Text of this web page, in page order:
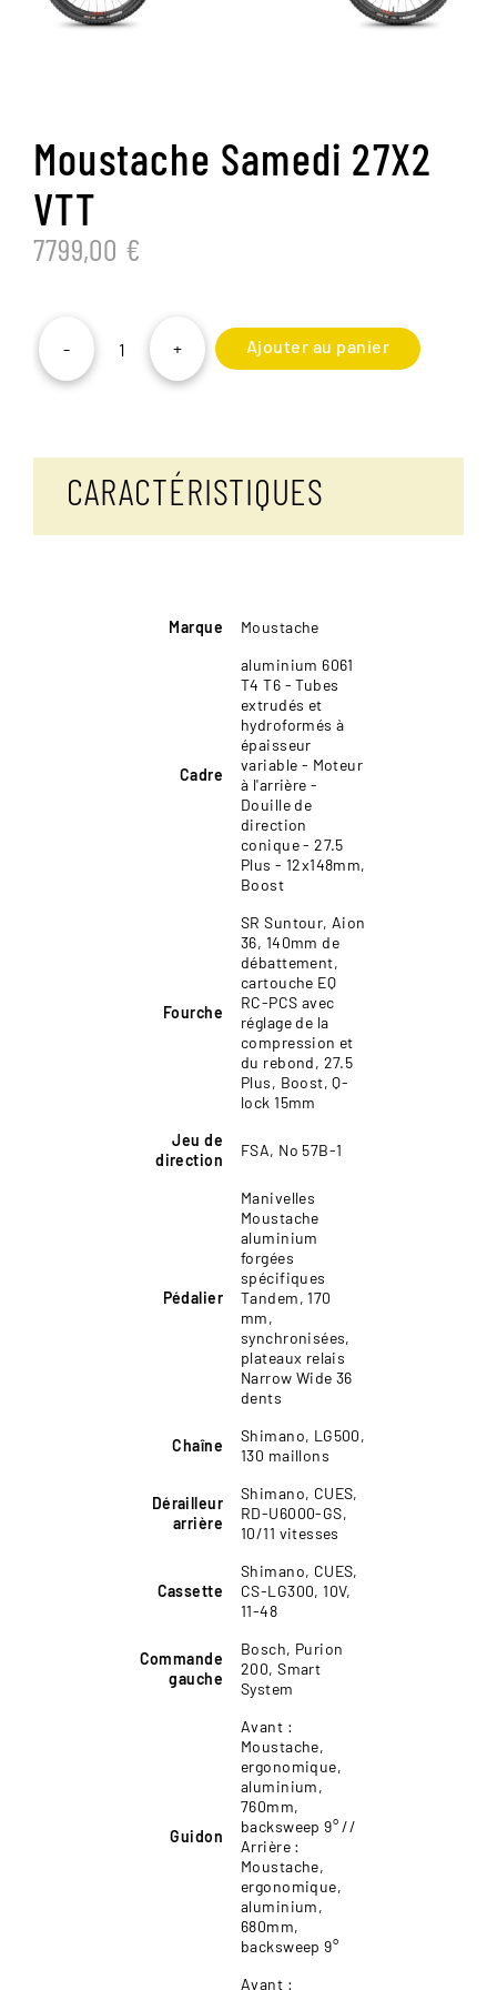
Moustache Samedi 27X2
VTT
7799,00 €
-
quantité
+ Ajouter au panier
CARACTÉRISTIQUES
Marque Moustache
Cadre
aluminium 6061
T4 T6 - Tubes
extrudés et
hydroformés à
épaisseur
variable - Moteur
à l'arrière -
Douille de
direction
conique - 27.5
Plus - 12x148mm,
Boost
Fourche
SR Suntour, Aion
36, 140mm de
débattement,
cartouche EQ
RC-PCS avec
réglage de la
compression et
du rebond, 27.5
Plus, Boost, Q-
lock 15mm
Jeu de
direction
FSA, No 57B-1
Pédalier
Manivelles
Moustache
aluminium
forgées
spécifiques
Tandem, 170
mm,
synchronisées,
plateaux relais
Narrow Wide 36
dents
Chaîne
Shimano, LG500,
130 maillons
Dérailleur
arrière
Shimano, CUES,
RD-U6000-GS,
10/11 vitesses
Cassette
Shimano, CUES,
CS-LG300, 10V,
11-48
Commande
gauche
Bosch, Purion
200, Smart
System
Guidon
Avant :
Moustache,
ergonomique,
aluminium,
760mm,
backsweep 9° //
Arrière :
Moustache,
ergonomique,
aluminium,
680mm,
backsweep 9°
Avant :